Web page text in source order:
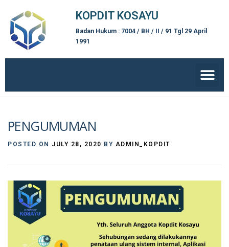
KOPDIT KOSAYU
Badan Hukum : 7004 / BH / II / 91 Tgl 29 April
1991
PENGUMUMAN
POSTED ON JULY 28, 2020 BY ADMIN_KOPDIT